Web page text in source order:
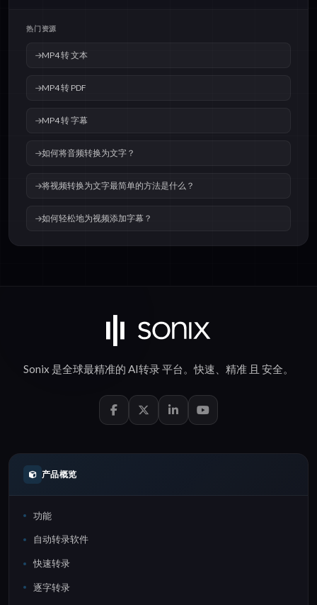
热门资源
MP4 转 文本
MP4 转 PDF
MP4 转 字幕
如何将音频转换为文字？
将视频转换为文字最简单的方法是什么？
如何轻松地为视频添加字幕？
Sonix 是全球最精准的 AI转录平台。快速 精准 且 安全。
产品概览
功能
自动转录软件
快速转录
逐字转录